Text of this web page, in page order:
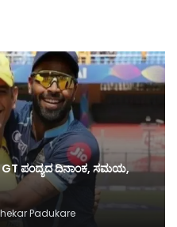
GT ಪಂದ್ಯದ ದಿನಾಂಕ, ಸಮಯ,
Padukare